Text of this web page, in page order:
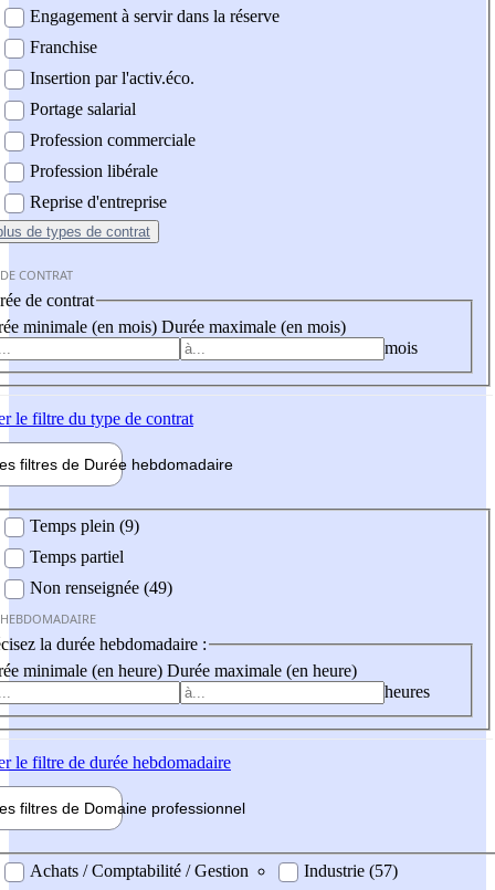
Engagement à servir dans la réserve
Franchise
Insertion par l'activ.éco.
Portage salarial
Profession commerciale
Profession libérale
Reprise d'entreprise
de types de contrat
CONTRAT
de contrat
minimale (en mois) Durée maximale (en mois)
mois
le filtre du type de contrat
filtres de Durée hebdomadaire
Temps plein (9)
Temps partiel
Non renseignée (49)
la durée hebdomadaire :
minimale (en heure) Durée maximale (en heure)
heures
le filtre de durée hebdomadaire
filtres de Domaine professionnel
professionel
Achats / Comptabilité / Gestion
Industrie (57)